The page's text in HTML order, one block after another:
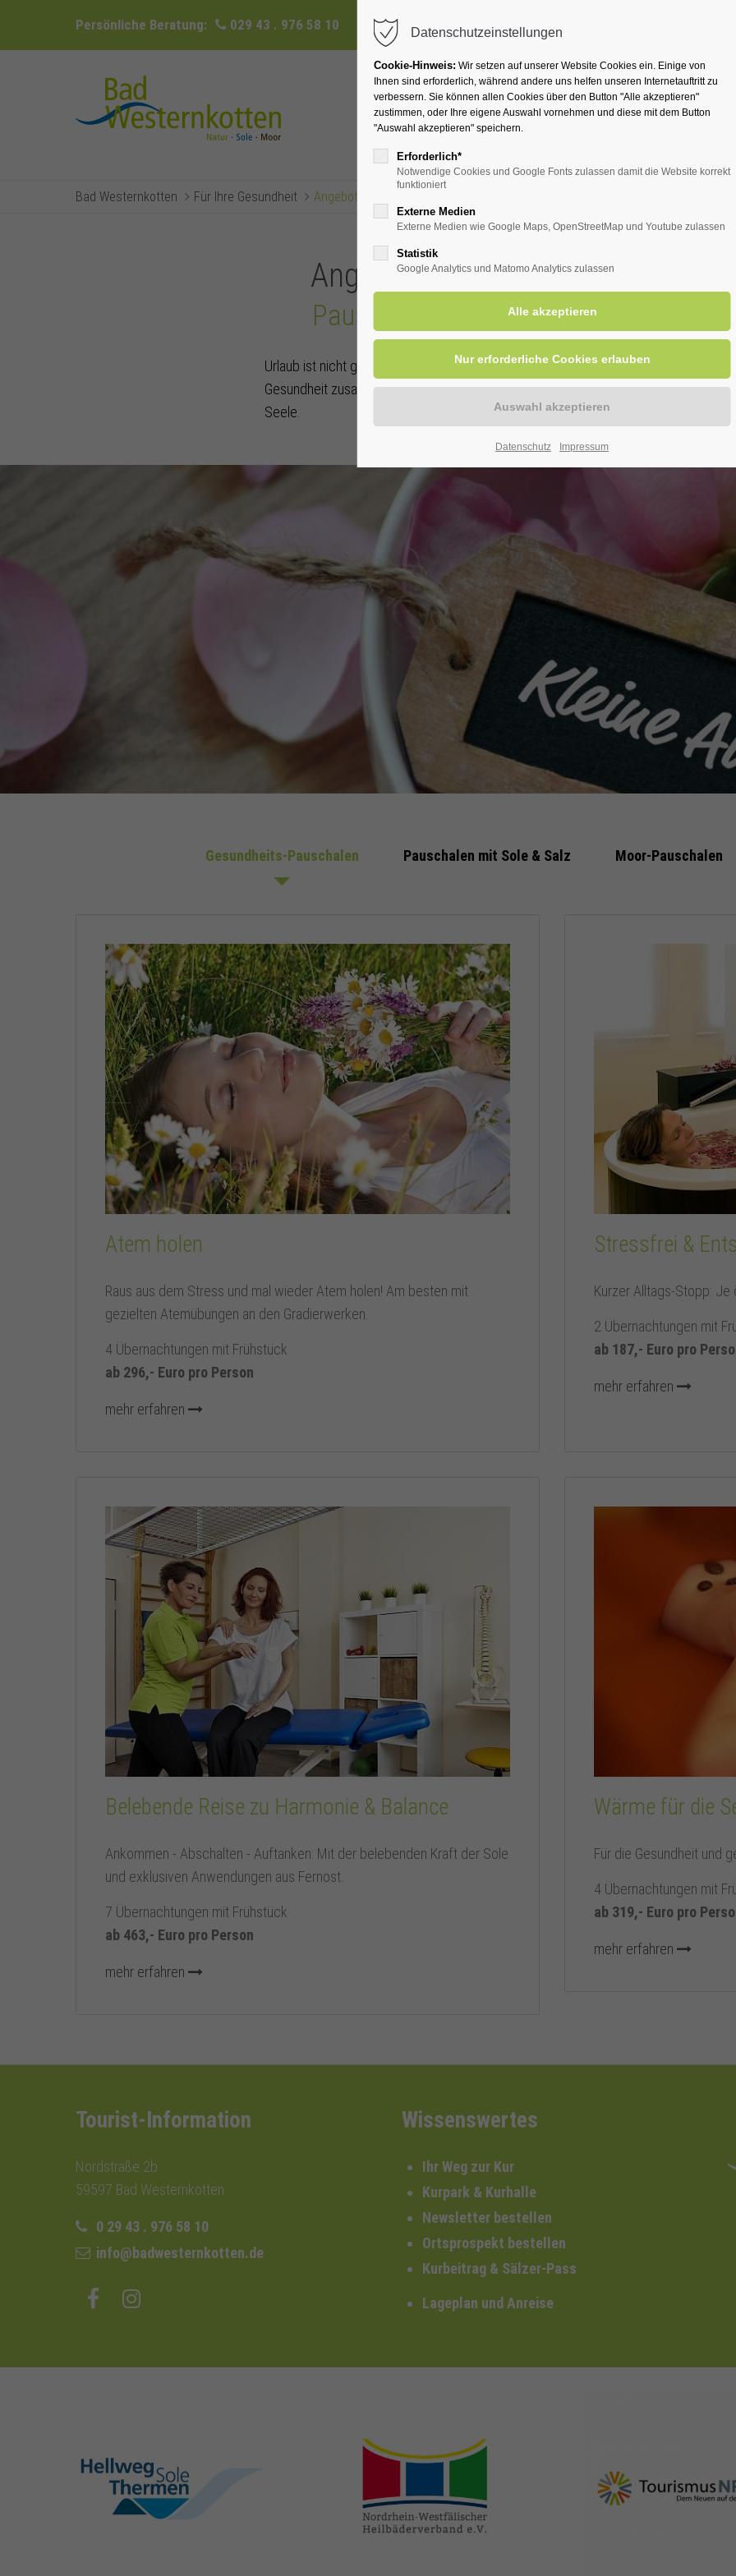
Persönliche Beratung: 029 43 . 976 58 10 info@badwesternkotten.de
Ihr Heilbad Übernachten Für Ihre
Bad Westernkotten Für Ihre Gesundheit Angebote für Ihren Gesundheitsurlaub
Angebote für Ihren
Pauschalangebote aus Bad
Urlaub ist nicht gleich Urlaub. Deshalb haben wir für Sie unterschiedlichste
Gesundheit zusammengestellt. Eins ist Ihnen gemeinsam: Sie sind wohltuend für
Seele.
Gesundheits-Pauschalen Pauschalen mit Sole & Salz Moor-Pauschalen
Atem holen
Raus aus dem Stress und mal wieder Atem holen! Am besten mit
gezielten Atemübungen an den Gradierwerken.
4 Übernachtungen mit Frühstück
ab 296,- Euro pro Person
mehr erfahren
Stressfrei &
Kurzer Alltags-Stopp:
2 Übernachtungen mit
ab 187,- Euro pro
mehr erfahren
Belebende Reise zu Harmonie & Balance
Ankommen - Abschalten - Auftanken: Mit der belebenden Kraft der Sole
und exklusiven Anwendungen aus Fernost.
7 Übernachtungen mit Frühstück
ab 463,- Euro pro Person
mehr erfahren
Wärme für die
Für die Gesundheit und
4 Übernachtungen mit
ab 319,- Euro pro
mehr erfahren
Tourist-Information
Nordstraße 2b
59597 Bad Westernkotten
0 29 43 . 976 58 10
info@badwesternkotten.de
Wissenswertes
Ihr Weg zur Kur
Kurpark & Kurhalle
Newsletter bestellen
Ortsprospekt bestellen
Kurbeitrag & Sälzer-Pass
Lageplan und Anreise
hellweg-sole-
thermen.de
heilbaeder.de
nrw-tourismus.de
Datenschutzeinstellungen
Cookie-Hinweis: Wir setzen auf unserer Website Cookies ein. Einige von
Ihnen sind erforderlich, während andere uns helfen unseren Internetauftritt zu
verbessern. Sie können allen Cookies über den Button "Alle akzeptieren"
zustimmen, oder Ihre eigene Auswahl vornehmen und diese mit dem Button
"Auswahl akzeptieren" speichern.
Erforderlich*
Notwendige Cookies und Google Fonts zulassen damit die Website korrekt
funktioniert
Externe Medien
Externe Medien wie Google Maps, OpenStreetMap und Youtube zulassen
Statistik
Google Analytics und Matomo Analytics zulassen
Datenschutz Impressum